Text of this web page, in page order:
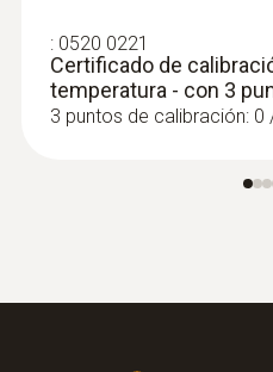
: 0520 0221
Certificado de
temperatura - con 3
3 puntos de calibración: 0